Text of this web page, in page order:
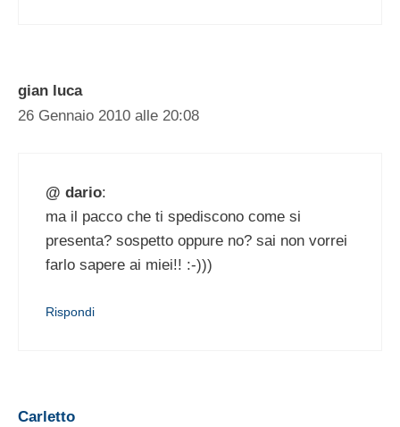
gian luca
26 Gennaio 2010 alle 20:08
@ dario:
ma il pacco che ti spediscono come si
presenta? sospetto oppure no? sai non vorrei
farlo sapere ai miei!! :-)))
Rispondi
Carletto